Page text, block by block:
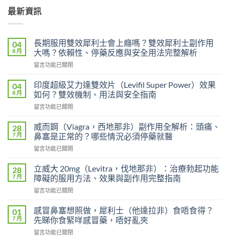
最新資訊
04
8 月
長期服用雙效犀利士會上癮嗎？雙效犀利士副作用
大嗎？依賴性、停藥反應與安全用法完整解析
在
期
服
用
雙
犀
利
士
會
癮
嗎？
效
利
士
副
留言功能已關閉
04
8 月
印度超級艾力達雙效片（Levifil Super Power）效果
如何？雙效機制、用法與安全指南
在
度
超
級
艾
達
雙
效
片
Super
Power）
果
留言功能已關閉
28
7 月
威而鋼（Viagra，西地那非）副作用全解析：頭痛、
鼻塞是正常的？哪些情況必須停藥就醫
在
而
鋼
（Viagra，
西
那
非）
副
作
留言功能已關閉
28
7 月
立威大 20mg（Levitra，伐地那非）：治療勃起功能
障礙的服用方法、效果與副作用完整指南
在
威
大
20mg（Levitra，
伐
留言功能已關閉
01
7 月
感冒鼻塞想照做，犀利士（他達拉非）食唔食得？
先睇你食緊咩感冒藥，唔好亂夾
在
留言功能已關閉